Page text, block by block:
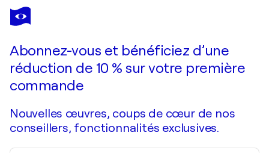
Abonnez-vous et bénéficiez d’une
réduction de 10 % sur votre première
commande
Nouvelles œuvres, coups de cœur de nos
conseillers, fonctionnalités exclusives.